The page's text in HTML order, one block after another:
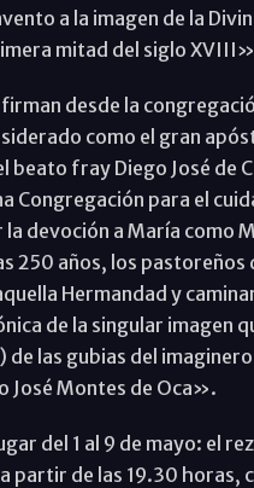
a la imagen de la
mitad del siglo
desde la
como el gran
beato fray Diego José de
Congregación para el
devoción a María como
250 años, los pastoreños
Hermandad y
de la singular imagen
de las gubias del
José Montes de Oca».
del 1 al 9 de mayo: el
partir de las 19.30 horas,